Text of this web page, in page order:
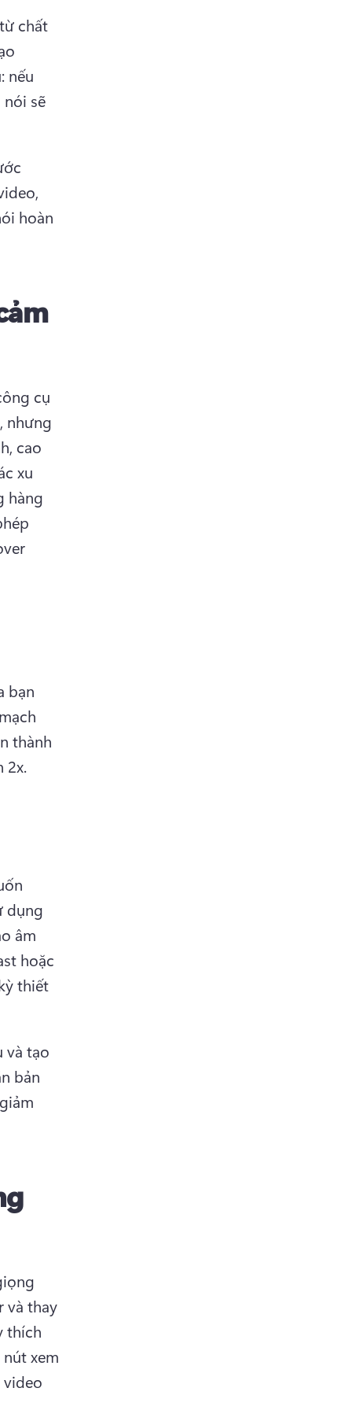
chất
nếu
sẽ
hoàn
cụ
nhưng
cao
xu
hàng
bạn
thành
2x.
dụng
âm
hoặc
thiết
và tạo
bản
và thay
thích
xem